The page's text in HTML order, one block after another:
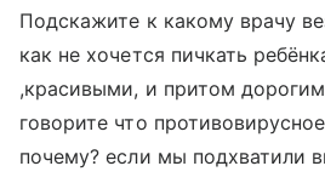
Подскажите к какому врачу
как не хочется пичкать
,красивыми, и притом
говорите что
почему? если мы подхватили